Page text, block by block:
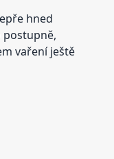
hned
postupně,
vaření ještě